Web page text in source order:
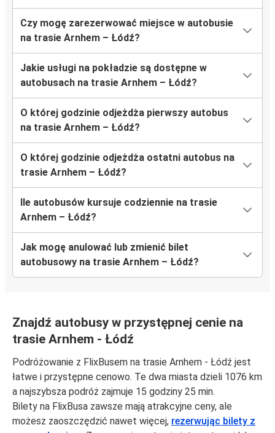
Czy mogę zarezerwować miejsce w autobusie
na trasie Arnhem – Łódź?
Jakie usługi na pokładzie są dostępne w
autobusach na trasie Arnhem – Łódź?
O której godzinie odjeżdża pierwszy autobus
na trasie Arnhem – Łódź?
O której godzinie odjeżdża ostatni autobus na
trasie Arnhem – Łódź?
Ile autobusów kursuje codziennie na trasie
Arnhem – Łódź?
Jak mogę anulować lub zmienić bilet
autobusowy na trasie Arnhem – Łódź?
Znajdź autobusy w przystępnej cenie na
trasie Arnhem - Łódź
Podróżowanie z FlixBusem na trasie Arnhem - Łódź jest
łatwe i przystępne cenowo. Te dwa miasta dzieli 1076 km
a najszybsza podróż zajmuje 15 godziny 25 min.
Bilety na FlixBusa zawsze mają atrakcyjne ceny, ale
możesz zaoszczędzić nawet więcej, rezerwując bilety z